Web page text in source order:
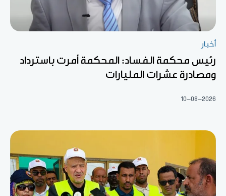
أخبار
رئيس محكمة الفساد: المحكمة أمرت باسترداد
ومصادرة عشرات المليارات
10-08-2026